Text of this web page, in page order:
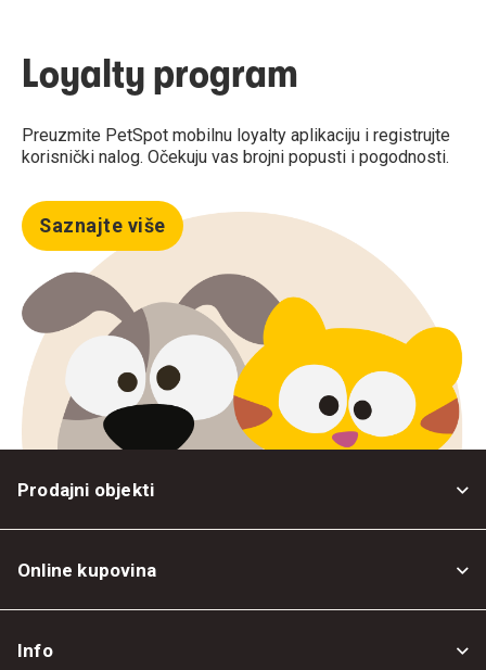
Loyalty program
Preuzmite PetSpot mobilnu loyalty aplikaciju i registrujte
korisnički nalog. Očekuju vas brojni popusti i pogodnosti.
Saznajte više
Prodajni objekti
Online kupovina
Info